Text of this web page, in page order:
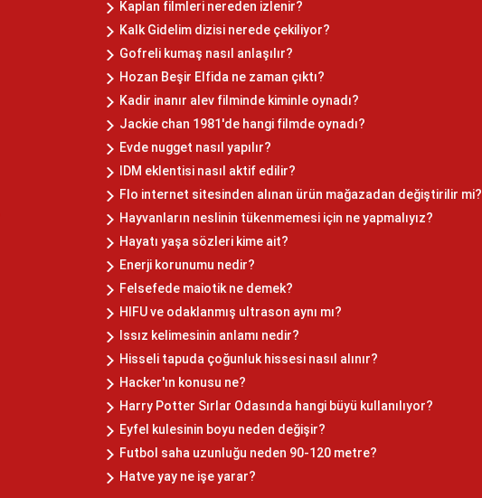
Kaplan filmleri nereden izlenir?
Kalk Gidelim dizisi nerede çekiliyor?
Gofreli kumaş nasıl anlaşılır?
Hozan Beşir Elfida ne zaman çıktı?
Kadir inanır alev filminde kiminle oynadı?
Jackie chan 1981'de hangi filmde oynadı?
Evde nugget nasıl yapılır?
IDM eklentisi nasıl aktif edilir?
Flo internet sitesinden alınan ürün mağazadan değiştirilir mi?
Hayvanların neslinin tükenmemesi için ne yapmalıyız?
Hayatı yaşa sözleri kime ait?
Enerji korunumu nedir?
Felsefede maiotik ne demek?
HIFU ve odaklanmış ultrason aynı mı?
Issız kelimesinin anlamı nedir?
Hisseli tapuda çoğunluk hissesi nasıl alınır?
Hacker'ın konusu ne?
Harry Potter Sırlar Odasında hangi büyü kullanılıyor?
Eyfel kulesinin boyu neden değişir?
Futbol saha uzunluğu neden 90-120 metre?
Hatve yay ne işe yarar?